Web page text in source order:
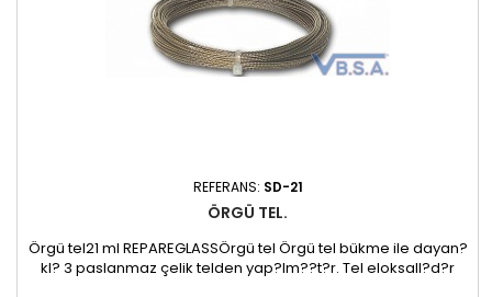
REFERANS: SD-21
ÖRGÜ TEL.
Örgü tel21 ml REPAREGLASSÖrgü tel Örgü tel bükme ile dayan?
kl? 3 paslanmaz çelik telden yap?lm??t?r. Tel eloksall?d?r